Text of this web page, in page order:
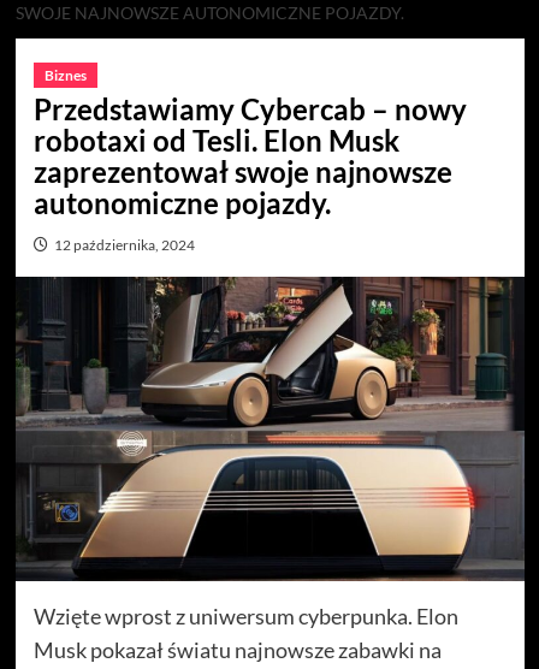
SWOJE NAJNOWSZE AUTONOMICZNE POJAZDY.
Biznes
Przedstawiamy Cybercab – nowy
robotaxi od Tesli. Elon Musk
zaprezentował swoje najnowsze
autonomiczne pojazdy.
12 października, 2024
Wzięte wprost z uniwersum cyberpunka. Elon
Musk pokazał światu najnowsze zabawki na